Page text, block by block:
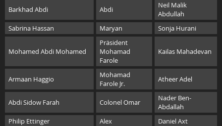
Barkhad Abdi Abdi
Neil Malik
Abdullah
Sabrina Hassan
Maryan Sonja Hurani
Mohamed Abdi Mohamed
Präsident
Mohamad
Farole
Kailas Mahadevan
Armaan Haggio
Mohamad
Farole Jr.
Atheer Adel
Abdi Sidow Farah Colonel Omar
Nader Ben-
Abdallah
Philip Ettinger
Alex Daniel Axt